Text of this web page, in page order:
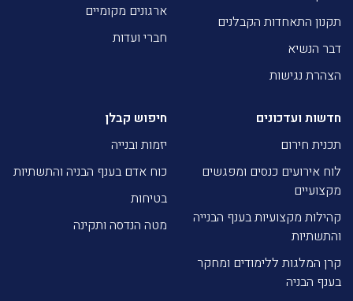
תקנון התאחדות הקבלנים
דבר הנשיא
הצהרת נגישות
ארגונים מקומיים
חברי ועדות
חדשות ועדכונים
תכנית חירום
לוח אירועים כנסים ומפגשים
מקצועיים
קהילות מקצועיות בענף הבנייה
והתשתיות
קרן המלגות ללימודים ומחקר
בענף הבניה
חיפוש קבלן
יזמות ובנייה
כוח אדם בענף הבניה והתשתיות
בטיחות
מטה הנדסה ותקינה